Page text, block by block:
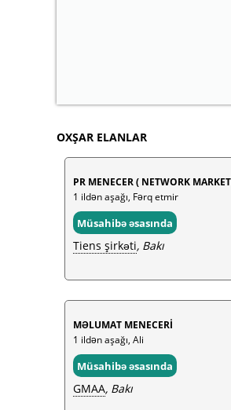
OXŞAR ELANLAR
PR MENECER ( NETWORK
1 ildən aşağı, Fərq etmir
Müsahibə əsasında
Tiens şirkəti, Bakı
MƏLUMAT MENECERİ
1 ildən aşağı, Ali
Müsahibə əsasında
GMAA, Bakı